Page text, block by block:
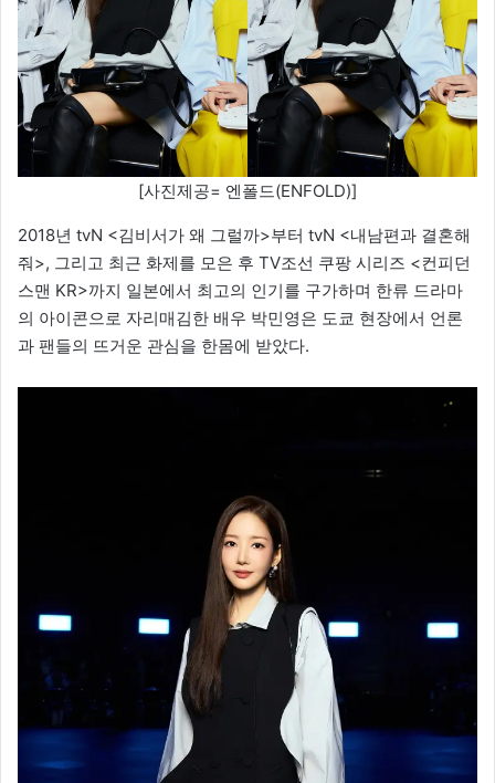
[사진제공= 엔폴드(ENFOLD)]
2018년 tvN <김비서가 왜 그럴까>부터 tvN <내남편과 결혼해
줘>, 그리고 최근 화제를 모은 후 TV조선 쿠팡 시리즈 <컨피던
스맨 KR>까지 일본에서 최고의 인기를 구가하며 한류 드라마
의 아이콘으로 자리매김한 배우 박민영은 도쿄 현장에서 언론
과 팬들의 뜨거운 관심을 한몸에 받았다.